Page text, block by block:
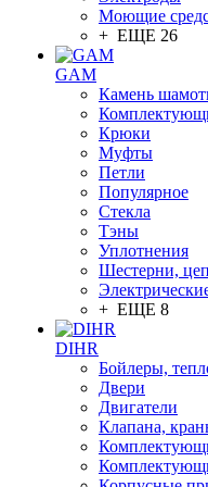
Моющие
+ ЕЩЕ 26
GAM
Камень
Крюки
Муфты
Петли
Популярное
Стекла
Тэны
Уплотнения
Шестерни,
+ ЕЩЕ 8
DIHR
Бойлеры,
Двери
Двигатели
Клапана,